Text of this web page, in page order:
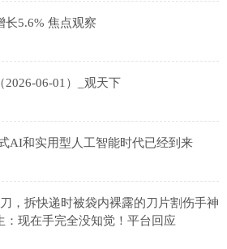
长5.6% 焦点观察
06-01）_观天下
AI和实用型人工智能时代已经到来
，拆快递时被袋内裸露的刀片割伤手神
：现在手完全没知觉！平台回应